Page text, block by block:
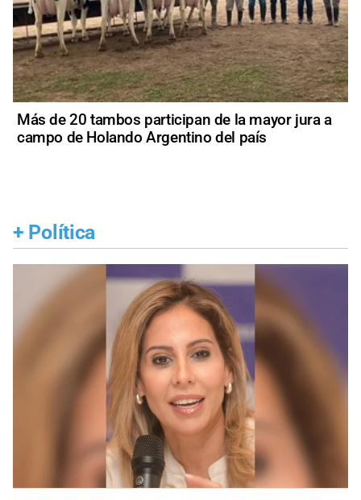
Más de 20 tambos participan de la mayor jura a
campo de Holando Argentino del país
+ Política